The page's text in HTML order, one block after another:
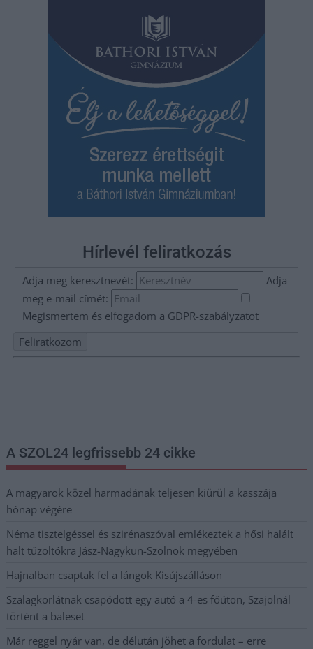
Hírlevél feliratkozás
Adja meg keresztnevét:
Adja
meg e-mail címét:
Megismertem és elfogadom a GDPR-szabályzatot
A SZOL24 legfrissebb 24 cikke
A magyarok közel harmadának teljesen kiürül a kasszája
hónap végére
Néma tisztelgéssel és szirénaszóval emlékeztek a hősi halált
halt tűzoltókra Jász-Nagykun-Szolnok megyében
Hajnalban csaptak fel a lángok Kisújszálláson
Szalagkorlátnak csapódott egy autó a 4-es főúton, Szajolnál
történt a baleset
Már reggel nyár van, de délután jöhet a fordulat – erre